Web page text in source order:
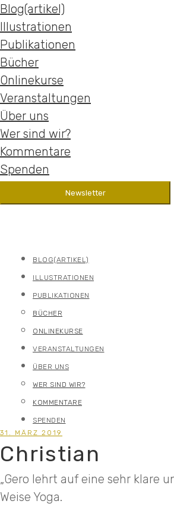
Blog(artikel)
Illustrationen
Publikationen
Bücher
Onlinekurse
Veranstaltungen
Über uns
Wer sind wir?
Kommentare
Spenden
BLOG(ARTIKEL)
ILLUSTRATIONEN
PUBLIKATIONEN
BÜCHER
ONLINEKURSE
VERANSTALTUNGEN
ÜBER UNS
WER SIND WIR?
KOMMENTARE
SPENDEN
31. MÄRZ 2019
Christian
„Gero lehrt auf eine sehr klare
Weise Yoga.